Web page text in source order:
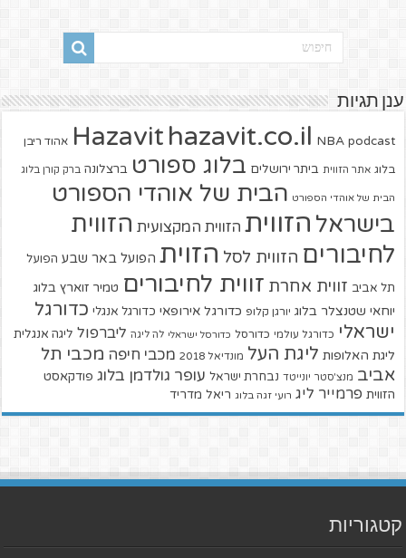
ענן תגיות
Hazavit hazavit.co.il NBA podcast אהוד ריבן
בלוג אתר הזווית ביתר ירושלים בלוג ספורט ברצלונה ברק קורן בלוג
הבית של אוהדי הספורט הבית של אוהדי הספורט
בישראל הזווית הזווית המקצועית הזווית
לחיבורים הזווית לסל הזוית הפועל באר שבע הפועל
תל אביב זווית אחרת זווית לחיבורים טמיר זוארץ בלוג
יוחאי שטנצלר בלוג יורגן קלופ כדורגל אירופאי כדורגל אנגלי כדורגל
ישראלי כדורגל עולמי כדורסל כדורסל ישראלי לה ליגה ליברפול ליגה אנגלית
ליגת האלופות ליגת העל מונדיאל 2018 מכבי חיפה מכבי תל
אביב מנצ'סטר יונייטד נבחרת ישראל עופר גולדמן בלוג פודקאסט
הזווית פרמייר ליג רועי זגה בלוג ריאל מדריד
קטגוריות